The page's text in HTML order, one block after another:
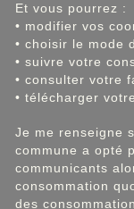
Et vous pourrez :
• modifier vos
• choisir le mode
• suivre votre
• consulter votre
• télécharger
Je me renseigne
commune a opté
communicants
consommation
des